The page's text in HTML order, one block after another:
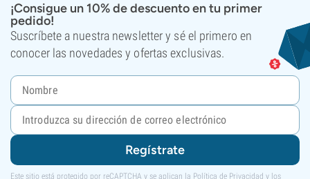
¡Consigue un 10% de descuento en tu primer
pedido!
Suscríbete a nuestra newsletter y sé el primero en
conocer las novedades y ofertas exclusivas.
Regístrate
Este sitio está protegido por reCAPTCHA y se aplican la Política de Privacidad y los